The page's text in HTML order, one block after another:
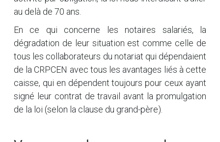
au delà de 70 ans.
En ce qui concerne les notaires salariés, la
dégradation de leur situation est comme celle de
tous les collaborateurs du notariat qui dépendaient
de la CRPCEN avec tous les avantages liés à cette
caisse, qui en dépendent toujours pour ceux ayant
signé leur contrat de travail avant la promulgation
de la loi (selon la clause du grand-père).